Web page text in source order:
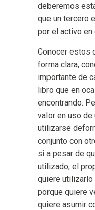
deberemos
que un tercero
por el activo en
Conocer estos
forma clara,
importante de
libro que en
encontrando.
valor en uso de
utilizarse
conjunto con
si a pesar de
utilizado, el
quiere
porque quiere
quiere asumir